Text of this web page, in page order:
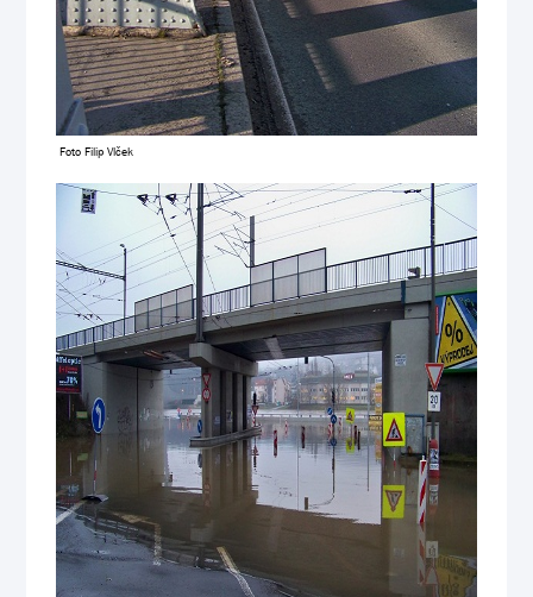
Foto Filip Vlček